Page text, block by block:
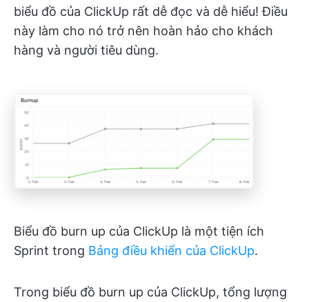
biểu đồ của ClickUp rất dễ đọc và dễ hiểu! Điều
này làm cho nó trở nên hoàn hảo cho khách
hàng và người tiêu dùng.
Biểu đồ burn up của ClickUp là một tiện ích
Sprint trong Bảng điều khiển của ClickUp.
Trong biểu đồ burn up của ClickUp, tổng lượng